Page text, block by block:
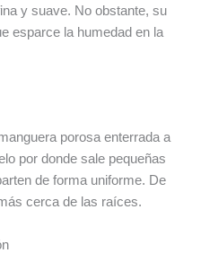
y suave. No obstante, su
esparce la humedad en la
porosa enterrada a
por donde sale pequeñas
de forma uniforme. De
cerca de las raíces.